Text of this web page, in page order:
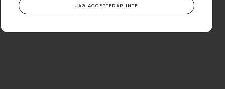
JAG ACCEPTERAR INTE